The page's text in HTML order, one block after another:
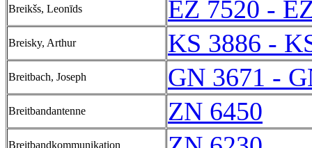
Breikšs, Leonīds EZ 7520 -
Breisky, Arthur KS 3886 -
Breitbach, Joseph GN 3671 -
Breitbandantenne ZN 6450
Breitbandkommunikation